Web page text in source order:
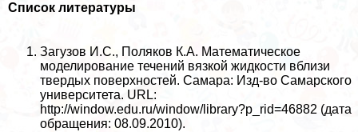
Список литературы
Загузов И.С., Поляков К.А. Математическое
моделирование течений вязкой жидкости вблизи
твердых поверхностей. Самара: Изд-во Самарского
университета. URL:
http://window.edu.ru/window/library?p_rid=46882 (дата
обращения: 08.09.2010).